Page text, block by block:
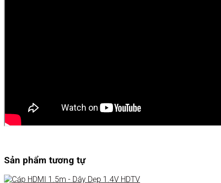
Sản phẩm tương tự